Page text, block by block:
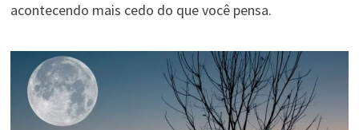
acontecendo mais cedo do que você pensa.